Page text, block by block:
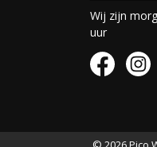
Wij zijn
uur